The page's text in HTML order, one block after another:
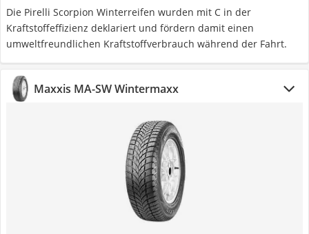
Die Pirelli Scorpion Winterreifen wurden mit C in der
Kraftstoffeffizienz deklariert und fördern damit einen
umweltfreundlichen Kraftstoffverbrauch während der Fahrt.
Maxxis MA-SW Wintermaxx